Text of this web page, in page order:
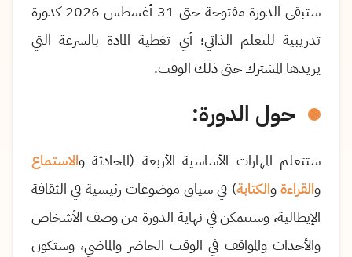
ستبقى الدورة مفتوحة حتى 31 أغسطس 2026 كدورة
تدريبية للتعلم الذاتي؛ أي تغطية المادة بالسرعة التي
يريدها المشترك حتى ذلك الوقت.
حول الدورة:
ستتعلم المهارات الأساسية الأربعة (المحادثة والاستماع
والقراءةوالكتابة) في سياق موضوعات رئيسية في الثقافة
الإيطالية، وستتمكن في نهاية الدورة من وصف الأشخاص
والأحداث والمواقف في الوقت الحاضر والماضي، وستكون